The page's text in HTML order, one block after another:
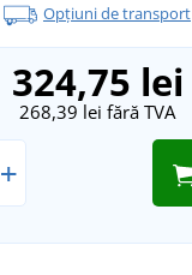
Opțiuni de transport
324,75 lei
268,39 lei fără TVA
+